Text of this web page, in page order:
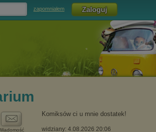
zapomniałem
Komiksów ci u mnie dostatek!
widziany: 4.08.2026 20:06